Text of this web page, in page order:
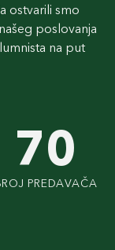
ostvarili smo
poslovanja
na put
PREDAVAČA
70